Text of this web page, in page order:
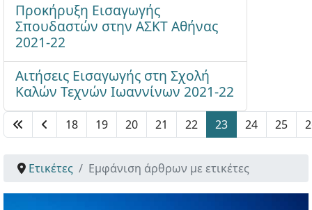
Προκήρυξη Εισαγωγής
Σπουδαστών στην ΑΣΚΤ Αθήνας
2021-22
Αιτήσεις Εισαγωγής στη Σχολή
Καλών Τεχνών Ιωαννίνων 2021-22
Σελίδα 23 από 41
18 19 20 21 22 23 24 25
Ετικέτες Εμφάνιση άρθρων με ετικέτες